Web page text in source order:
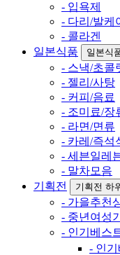
- 입욕제
- 다리/발케
- 콜라겐
일본식품
일본식
- 스낵/초콜
- 젤리/사탕
- 커피/음료
- 조미료/장
- 라면/면류
- 카레/즉석
- 세븐일레
- 말차모음
기획전
기획전 하
- 가을추천
- 중년여성
- 인기베스
- 인기